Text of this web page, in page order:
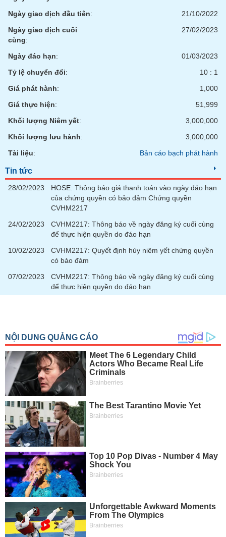
Ngày giao dịch đầu tiên:
21/10/2022
Ngày giao dịch cuối
cùng:
27/02/2023
Ngày đáo hạn:
01/03/2023
Tỷ lệ chuyển đổi:
10 : 1
Giá phát hành:
1,000
Giá thực hiện:
51,999
Khối lượng Niêm yết:
3,000,000
Khối lượng lưu hành:
3,000,000
Tài liệu: Bản cáo bạch phát hành
Tin tức
28/02/2023
HOSE: Thông báo giá thanh toán vào ngày đáo hạn
của chứng quyền có bảo đảm Chứng quyền
CVHM2217
24/02/2023
CVHM2217: Thông báo về ngày đăng ký cuối cùng
để thực hiện quyền do đáo hạn
10/02/2023
CVHM2217: Quyết định hủy niêm yết chứng quyền
có bảo đảm
07/02/2023
CVHM2217: Thông báo về ngày đăng ký cuối cùng
để thực hiện quyền do đáo hạn